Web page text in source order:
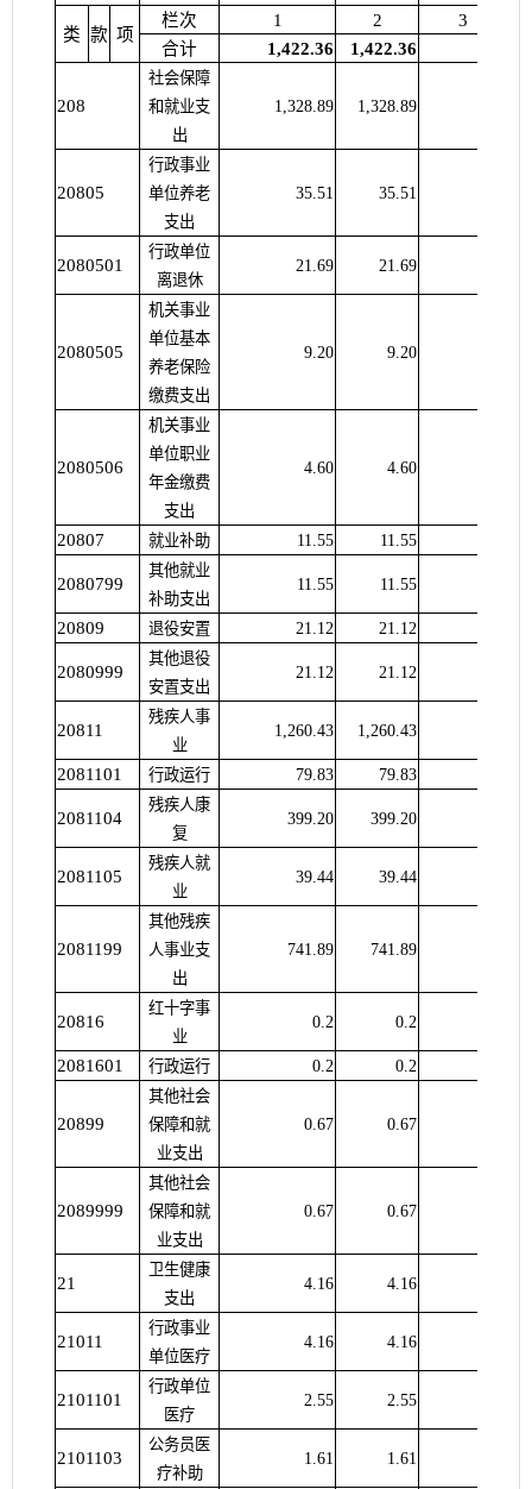
类 款 项
栏次 1 2
3
合计
1,422.36 1,422.36
208
社会保障
和就业支
出
1,328.89 1,328.89
20805
行政事业
单位养老
支出
35.51 35.51
2080501
行政单位
离退休
21.69 21.69
2080505
机关事业
单位基本
养老保险
缴费支出
9.20 9.20
2080506
机关事业
单位职业
年金缴费
支出
4.60 4.60
20807 就业补助 11.55 11.55
2080799
其他就业
补助支出
11.55 11.55
20809 退役安置 21.12 21.12
2080999
其他退役
安置支出
21.12 21.12
20811
残疾人事
业
1,260.43 1,260.43
2081101 行政运行 79.83 79.83
2081104
残疾人康
复
399.20 399.20
2081105
残疾人就
业
39.44 39.44
2081199
其他残疾
人事业支
出
741.89 741.89
20816
红十字事
业
0.2 0.2
2081601 行政运行 0.2 0.2
20899
其他社会
保障和就
业支出
0.67 0.67
2089999
其他社会
保障和就
业支出
0.67 0.67
21
卫生健康
支出
4.16 4.16
21011
行政事业
单位医疗
4.16 4.16
2101101
行政单位
医疗
2.55 2.55
2101103
公务员医
疗补助
1.61 1.61